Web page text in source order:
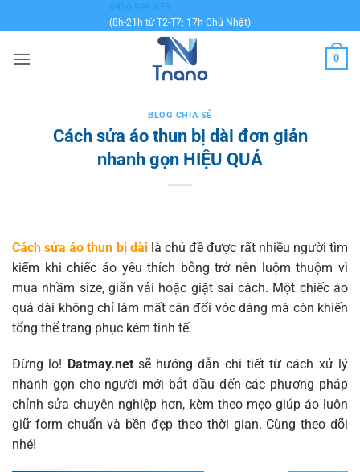
qua
dung
0936 999 878
(8h-21h từ T2-T7; 17h Chủ Nhật)
0
BLOG CHIA SẺ
Cách sửa áo thun bị dài đơn giản
nhanh gọn HIỆU QUẢ
Cách sửa áo thun bị dàilà chủ đề được rất nhiều người tìm
kiếm khi chiếc áo yêu thích bỗng trở nên luộm thuộm vì
mua nhầm size, giãn vải hoặc giặt sai cách. Một chiếc áo
quá dài không chỉ làm mất cân đối vóc dáng mà còn khiến
tổng thể trang phục kém tinh tế.
Đừng lo! Datmay.netsẽ hướng dẫn chi tiết từ cách xử lý
nhanh gọn cho người mới bắt đầu đến các phương pháp
chỉnh sửa chuyên nghiệp hơn, kèm theo mẹo giúp áo luôn
giữ form chuẩn và bền đẹp theo thời gian. Cùng theo dõi
nhé!